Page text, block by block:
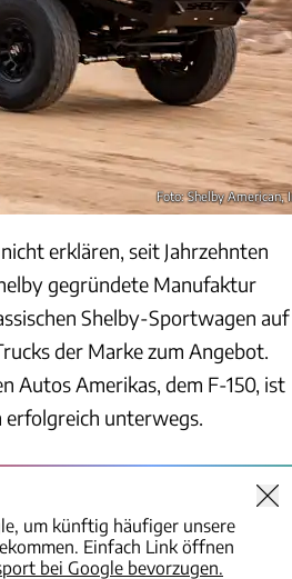
Foto: Shelby American,
erklären, seit Jahrzehnten
gegründete Manufaktur
Shelby-Sportwagen auf
der Marke zum Angebot.
Autos Amerikas, dem F-150, ist
unterwegs.
um künftig häufiger unsere
Einfach Link öffnen
bei Google bevorzugen.